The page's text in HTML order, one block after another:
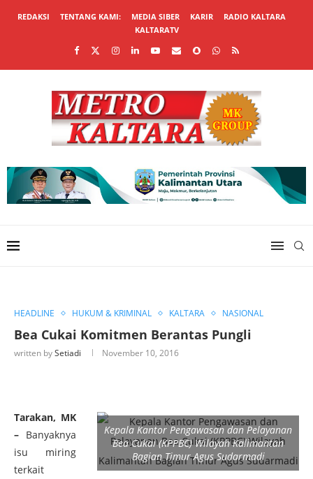
REDAKSI TENTANG KAMI: MEDIA SIBER KARIR
RADIO KALTARA
KALTARATV
HEADLINE HUKUM & KRIMINAL KALTARA NASIONAL
Bea Cukai Komitmen Berantas Pungli
written bySetiadi November 10, 2016
Kepala Kantor Pengawasan dan Pelayanan
Bea Cukai (KPPBC) Wilayah Kalimantan
Bagian Timur Agus Sudarmadi
Tarakan, MK
– Banyaknya
isu miring
terkait